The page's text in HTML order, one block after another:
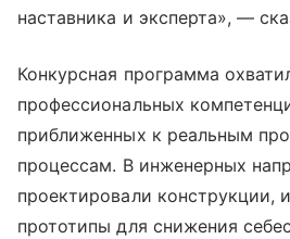
наставника и эксперта», —
Конкурсная программа
профессиональных
приближенных к реальным
процессам. В инженерных
проектировали конструкции,
прототипы для снижения